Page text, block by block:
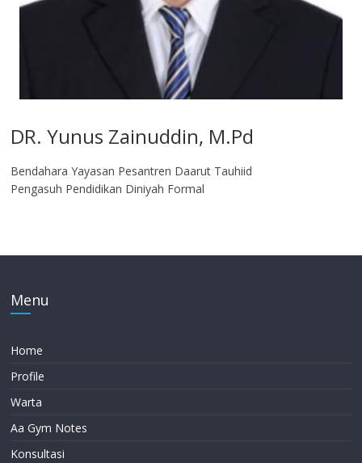
DR. Yunus Zainuddin, M.Pd
Bendahara Yayasan Pesantren Daarut Tauhiid
Pengasuh Pendidikan Diniyah Formal
Menu
Home
Profile
Warta
Aa Gym Notes
Konsultasi